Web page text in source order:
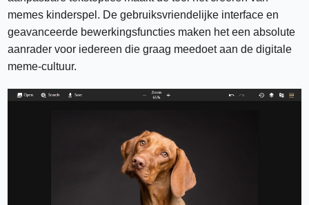
memes kinderspel. De gebruiksvriendelijke interface en
geavanceerde bewerkingsfuncties maken het een absolute
aanrader voor iedereen die graag meedoet aan de digitale
meme-cultuur.